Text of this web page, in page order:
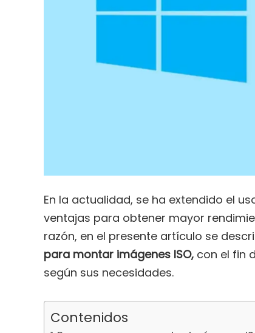
En la actualidad, se ha extendido el
ventajas para obtener mayor
razón, en el presente artículo se
para montar imágenes ISO, con el fin
según sus necesidades.
Contenidos